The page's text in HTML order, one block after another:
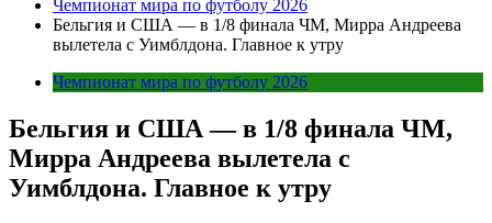
Чемпионат мира по футболу 2026
Бельгия и США — в 1/8 финала ЧМ, Мирра Андреева
вылетела с Уимблдона. Главное к утру
Чемпионат мира по футболу 2026
Бельгия и США — в 1/8 финала ЧМ,
Мирра Андреева вылетела с
Уимблдона. Главное к утру